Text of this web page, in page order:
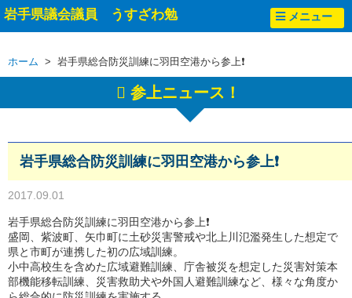
岩手県議会議員 うすざわ勉 メニュー
ホーム > 岩手県総合防災訓練に羽田空港から参上❗
参上ニュース！
岩手県総合防災訓練に羽田空港から参上❗
2017.09.01
岩手県総合防災訓練に羽田空港から参上❗
盛岡、紫波町、矢巾町に土砂災害警戒や北上川氾濫発生した想定で
県と市町が連携した初の広域訓練。
小中高校生を含めた広域避難訓練、庁舎被災を想定した災害対策本
部機能移転訓練、災害救助犬や外国人避難訓練など、様々な角度か